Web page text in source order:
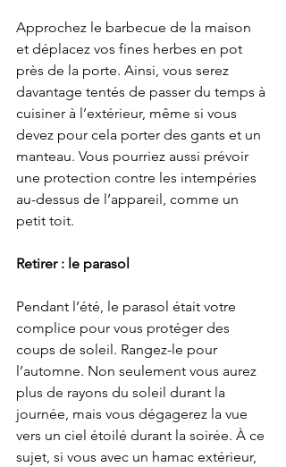
Approchez le barbecue de la maison
et déplacez vos fines herbes en pot
près de la porte. Ainsi, vous serez
davantage tentés de passer du temps à
cuisiner à l’extérieur, même si vous
devez pour cela porter des gants et un
manteau. Vous pourriez aussi prévoir
une protection contre les intempéries
au-dessus de l’appareil, comme un
petit toit.
Retirer : le parasol
Pendant l’été, le parasol était votre
complice pour vous protéger des
coups de soleil. Rangez-le pour
l’automne. Non seulement vous aurez
plus de rayons du soleil durant la
journée, mais vous dégagerez la vue
vers un ciel étoilé durant la soirée. À ce
sujet, si vous avec un hamac extérieur,